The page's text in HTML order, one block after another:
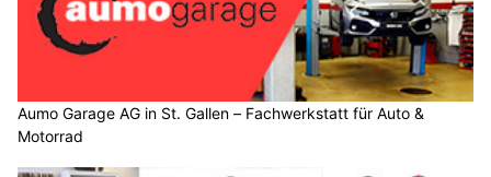
Aumo Garage AG in St. Gallen – Fachwerkstatt für Auto &
Motorrad